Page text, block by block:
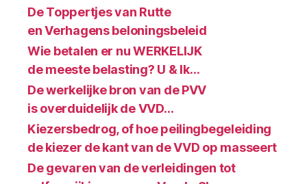
De Toppertjes van Rutte
en Verhagens beloningsbeleid
Wie betalen er nu WERKELIJK
de meeste belasting? U & Ik…
De werkelijke bron van de PVV
is overduidelijk de VVD…
Kiezersbedrog, of hoe peilingbegeleiding
de kiezer de kant van de VVD op masseert
De gevaren van de verleidingen tot